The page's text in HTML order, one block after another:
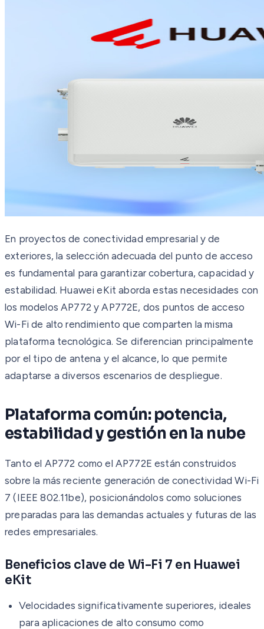
En proyectos de conectividad empresarial y de
exteriores, la selección adecuada del punto de acceso
es fundamental para garantizar cobertura, capacidad y
estabilidad. Huawei eKit aborda estas necesidades con
los modelos AP772 y AP772E, dos puntos de acceso
Wi-Fi de alto rendimiento que comparten la misma
plataforma tecnológica. Se diferencian principalmente
por el tipo de antena y el alcance, lo que permite
adaptarse a diversos escenarios de despliegue.
Plataforma común: potencia,
estabilidad y gestión en la nube
Tanto el AP772 como el AP772E están construidos
sobre la más reciente generación de conectividad Wi-Fi
7 (IEEE 802.11be), posicionándolos como soluciones
preparadas para las demandas actuales y futuras de las
redes empresariales.
Beneficios clave de Wi-Fi 7 en Huawei
eKit
Velocidades significativamente superiores, ideales
para aplicaciones de alto consumo como